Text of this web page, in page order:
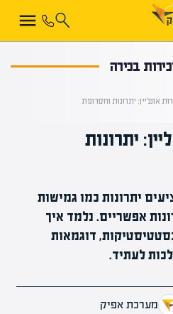
בכירה
אונליין: יתרונות וחסרונות
יתרונות
יתרונות כמו גמישות
אפשריים. נלמד איך
דוגמאות
לעתיד.
מערכת אפיק